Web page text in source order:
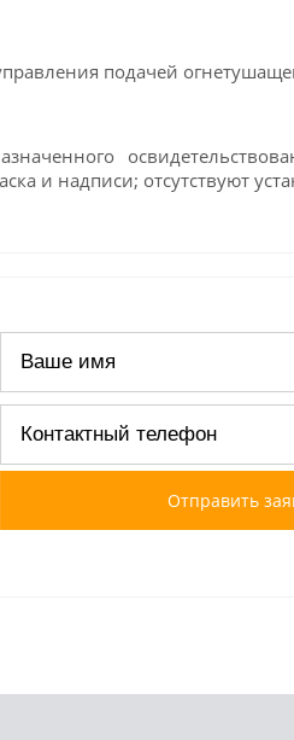
подачей
и надписи; отсутствуют
Отправить